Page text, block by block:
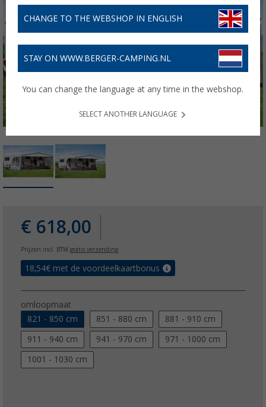
€ 618,00
Prijzen incl. BTW gratis verzending
18,54€ met de voordeelkaartbonus
omloopmaat
821 - 850 cm
851 - 880 cm 881 - 910 cm
911 - 940 cm 941 - 970 cm 971 - 1000 cm
1001 - 1030 cm
CHANGE TO THE WEBSHOP IN ENGLISH
STAY ON WWW.BERGER-CAMPING.NL
You can change the language at any time in the webshop.
SELECT ANOTHER LANGUAGE